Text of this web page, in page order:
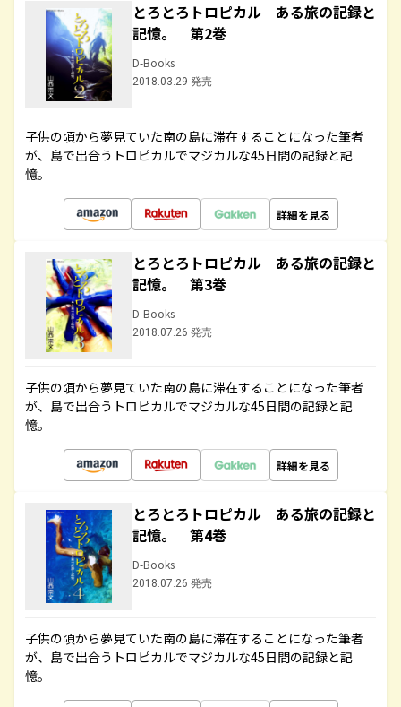
とろとろトロピカル ある旅の記録と
記憶。 第2巻
D-Books
2018.03.29 発売
子供の頃から夢見ていた南の島に滞在することになった筆者
が、島で出合うトロピカルでマジカルな45日間の記録と記
憶。
詳細を見る
とろとろトロピカル ある旅の記録と
記憶。 第3巻
D-Books
2018.07.26 発売
子供の頃から夢見ていた南の島に滞在することになった筆者
が、島で出合うトロピカルでマジカルな45日間の記録と記
憶。
詳細を見る
とろとろトロピカル ある旅の記録と
記憶。 第4巻
D-Books
2018.07.26 発売
子供の頃から夢見ていた南の島に滞在することになった筆者
が、島で出合うトロピカルでマジカルな45日間の記録と記
憶。